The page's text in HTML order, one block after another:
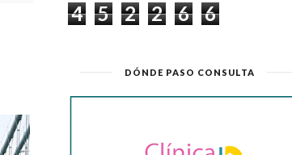
4 5 2 2 6 6
DÓNDE PASO CONSULTA